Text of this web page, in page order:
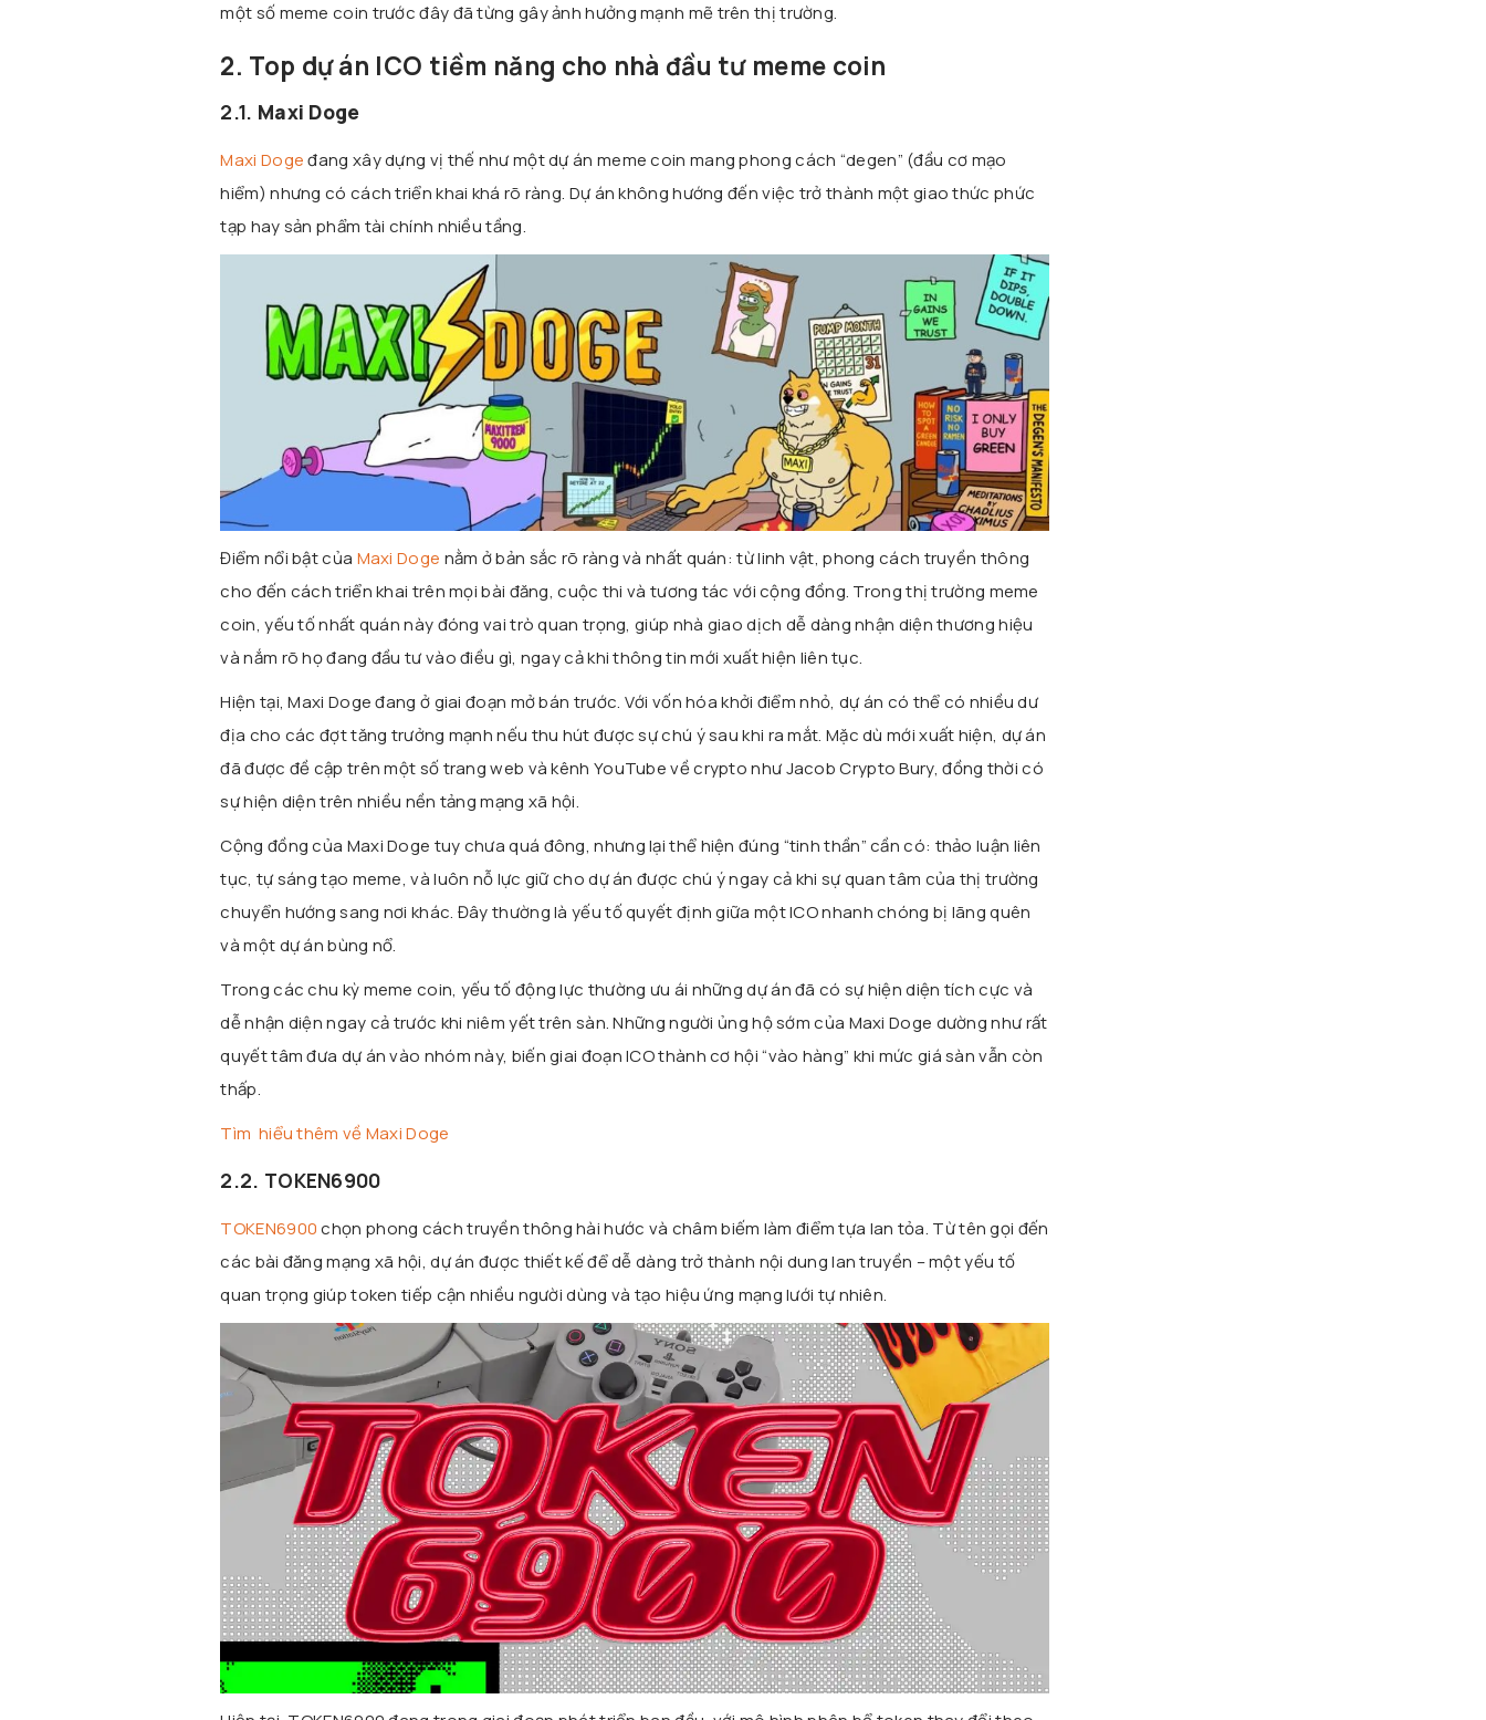
một số meme coin trước đây đã từng gây ảnh hưởng mạnh mẽ trên thị trường.
2. Top dự án ICO tiềm năng cho nhà đầu tư meme coin
2.1. Maxi Doge
Maxi Dogeđang xây dựng vị thế như một dự án meme coin mang phong cách “degen” (đầu cơ mạo
hiểm) nhưng có cách triển khai khá rõ ràng. Dự án không hướng đến việc trở thành một giao thức phức
tạp hay sản phẩm tài chính nhiều tầng.
Điểm nổi bật của Maxi Doge nằm ở bản sắc rõ ràng và nhất quán: từ linh vật, phong cách truyền thông
cho đến cách triển khai trên mọi bài đăng, cuộc thi và tương tác với cộng đồng. Trong thị trường meme
coin, yếu tố nhất quán này đóng vai trò quan trọng, giúp nhà giao dịch dễ dàng nhận diện thương hiệu
và nắm rõ họ đang đầu tư vào điều gì, ngay cả khi thông tin mới xuất hiện liên tục.
Hiện tại, Maxi Doge đang ở giai đoạn mở bán trước. Với vốn hóa khởi điểm nhỏ, dự án có thể có nhiều dư
địa cho các đợt tăng trưởng mạnh nếu thu hút được sự chú ý sau khi ra mắt. Mặc dù mới xuất hiện, dự án
đã được đề cập trên một số trang web và kênh YouTube về crypto như Jacob Crypto Bury, đồng thời có
sự hiện diện trên nhiều nền tảng mạng xã hội.
Cộng đồng của Maxi Doge tuy chưa quá đông, nhưng lại thể hiện đúng “tinh thần” cần có: thảo luận liên
tục, tự sáng tạo meme, và luôn nỗ lực giữ cho dự án được chú ý ngay cả khi sự quan tâm của thị trường
chuyển hướng sang nơi khác. Đây thường là yếu tố quyết định giữa một ICO nhanh chóng bị lãng quên
và một dự án bùng nổ.
Trong các chu kỳ meme coin, yếu tố động lực thường ưu ái những dự án đã có sự hiện diện tích cực và
dễ nhận diện ngay cả trước khi niêm yết trên sàn. Những người ủng hộ sớm của Maxi Doge dường như rất
quyết tâm đưa dự án vào nhóm này, biến giai đoạn ICO thành cơ hội “vào hàng” khi mức giá sàn vẫn còn
thấp.
Tìm hiểu thêm về Maxi Doge
2.2. TOKEN6900
TOKEN6900chọn phong cách truyền thông hài hước và châm biếm làm điểm tựa lan tỏa. Từ tên gọi đến
các bài đăng mạng xã hội, dự án được thiết kế để dễ dàng trở thành nội dung lan truyền – một yếu tố
quan trọng giúp token tiếp cận nhiều người dùng và tạo hiệu ứng mạng lưới tự nhiên.